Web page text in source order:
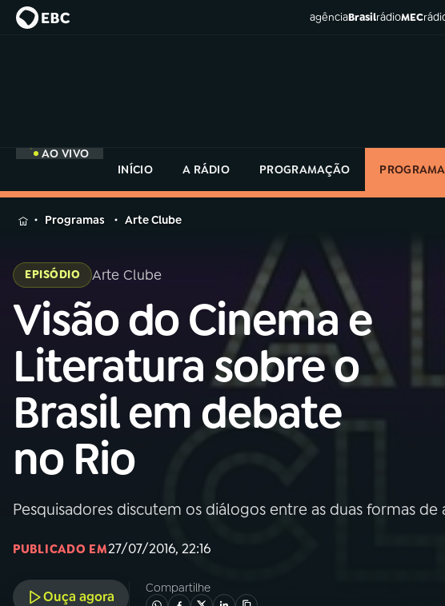
agênciaBrasilrádioMEC
AO VIVO
INÍCIO
A RÁDIO PROGRAMAÇÃO
MENU
Buscar
na
Rádio
MEC
Buscar
AO VIVO
01INÍCIO
02A RÁDIO
03PROGRAMAÇÃO
na
Rádio
MEC
Programas Arte Clube
EPISÓDIO Arte Clube
Visão do Cinema e
Literatura sobre o
Brasil em debate
no Rio
Pesquisadores discutem os diálogos entre as duas formas de
PUBLICADO EM27/07/2016, 22:16
Ouça agora
Compartilhe